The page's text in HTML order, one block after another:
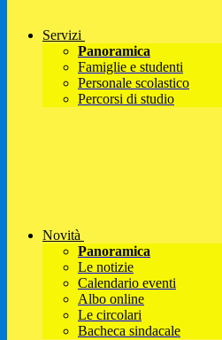
Servizi
Panoramica
Famiglie e studenti
Personale scolastico
Percorsi di studio
Novità
Panoramica
Le notizie
Calendario eventi
Albo online
Le circolari
Bacheca sindacale